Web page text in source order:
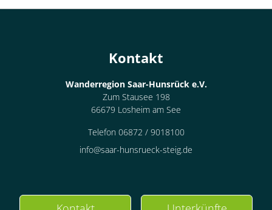
Kontakt
Wanderregion Saar-Hunsrück e.V.
Zum Stausee 198
66679 Losheim am See
Telefon 06872 / 9018100
info@saar-hunsrueck-steig.de